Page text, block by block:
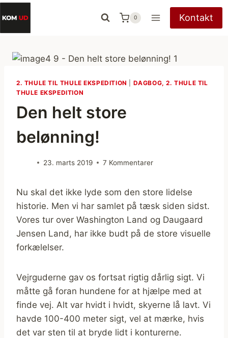
Fortsæt
til
indhold
0 Kontakt
2. THULE TIL THULE EKSPEDITION
DAGBOG, 2. THULE TIL
THULE EKSPEDITION
Den helt store
belønning!
23. marts 2019 7 Kommentarer
Nu skal det ikke lyde som den store lidelse
historie. Men vi har samlet på tæsk siden sidst.
Vores tur over Washington Land og Daugaard
Jensen Land, har ikke budt på de store visuelle
forkælelser.
Vejrguderne gav os fortsat rigtig dårlig sigt. Vi
måtte gå foran hundene for at hjælpe med at
finde vej. Alt var hvidt i hvidt, skyerne lå lavt. Vi
havde 100-400 meter sigt, vel at mærke, hvis
det var sten til at bryde lidt i konturerne.